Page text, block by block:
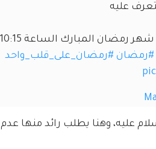
عليه
#رمضان #رمضان_على_قلب_واحد
عليه، وهنا يطلب رائد منها عدم